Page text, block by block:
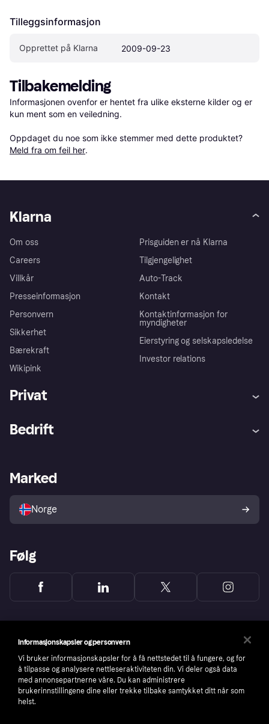
Tilleggsinformasjon
Opprettet på Klarna 2009-09-23
Tilbakemelding
Informasjonen ovenfor er hentet fra ulike eksterne kilder og er
kun ment som en veiledning.
Oppdaget du noe som ikke stemmer med dette produktet?
Meld fra om feil her.
Klarna
Om oss
Careers
Villkår
Presseinformasjon
Personvern
Sikkerhet
Bærekraft
Wikipink
Prisguiden er nå Klarna
Tilgjengelighet
Auto-Track
Kontakt
Kontaktinformasjon for
myndigheter
Eierstyring og selskapsledelse
Investor relations
Privat
Utforsk butikker
Bedrift
Merchant portal
Marked
Norge
Følg
Informasjonskapsler og personvern
Vi bruker informasjonskapsler for å få nettstedet til å fungere, og for
å tilpasse og analysere nettleseraktiviteten din. Vi deler også data
med annonsepartnerne våre. Du kan administrere
brukerinnstillingene dine eller trekke tilbake samtykket ditt når som
helst.